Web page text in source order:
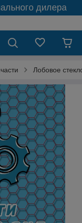
дилера
Лобовое